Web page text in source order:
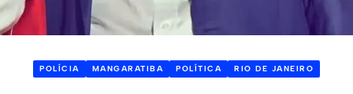
POLÍCIA MANGARATIBA POLÍTICA RIO DE JANEIRO